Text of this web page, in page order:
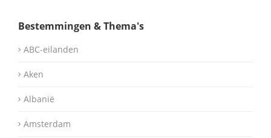
Bestemmingen & Thema's
ABC-eilanden
Aken
Albanië
Amsterdam